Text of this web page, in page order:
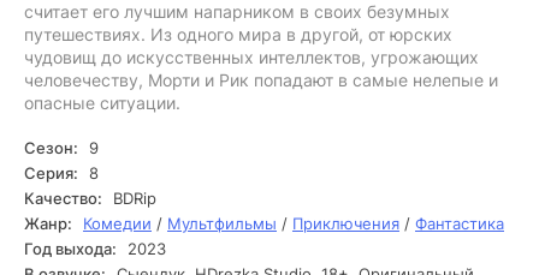
считает его лучшим напарником в своих безумных
путешествиях. Из одного мира в другой, от юрских
чудовищ до искусственных интеллектов, угрожающих
человечеству, Морти и Рик попадают в самые нелепые и
опасные ситуации.
Сезон:
9
Серия:
8
Качество:
BDRip
Жанр:
Комедии / Мультфильмы / Приключения / Фантастика
Год выхода:
2023